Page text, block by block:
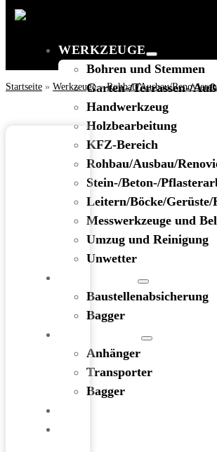
WERKZEUGE
Bohren und Stemmen
Garten-/Terrassen-/
Handwerkzeug
Holzbearbeitung
KFZ-Bereich
Rohbau/Ausbau/
Stein-/Beton-/
Leitern/Böcke/Gerüste/
Messwerkzeuge und
Umzug und Reinigung
Unwetter
Baustellenabsicherung
Bagger
Anhänger
Transporter
Bagger
Startseite » Werkzeuge»Rohbau/Ausbau/Renovieren